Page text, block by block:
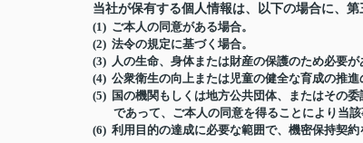
当社が保有する個人情報は、以下の場合に、第
(1) ご本人の同意がある場合。
(2) 法令の規定に基づく場合。
(3) 人の生命、身体または財産の保護のため必要
(4) 公衆衛生の向上または児童の健全な育成の推
(5) 国の機関もしくは地方公共団体、またはその
であって、ご本人の同意を得ることにより当
(6) 利用目的の達成に必要な範囲で、機密保持契